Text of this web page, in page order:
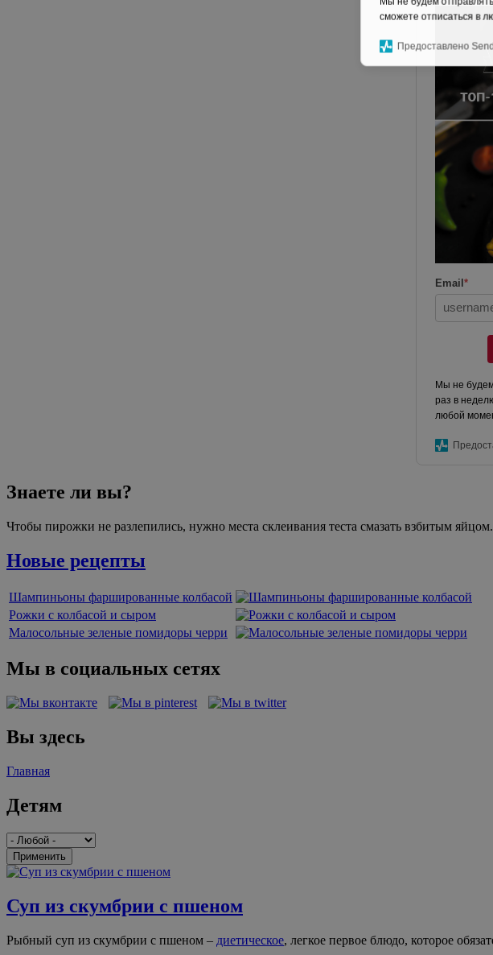
Email *
Мы не
раз в
любой
Знаете ли вы?
Чтобы пирожки не разлепились, нужно места склеивания теста смазать взбитым яйцом.
Новые рецепты
Шампиньоны фаршированные колбасой
Рожки с колбасой и сыром
Малосольные зеленые помидоры черри
Мы в социальных сетях
Вы здесь
Главная
Детям
Применить
Суп из скумбрии с пшеном
Рыбный суп из скумбрии с пшеном – диетическое, легкое первое блюдо, которое
сможете отписаться в
Предоставлено